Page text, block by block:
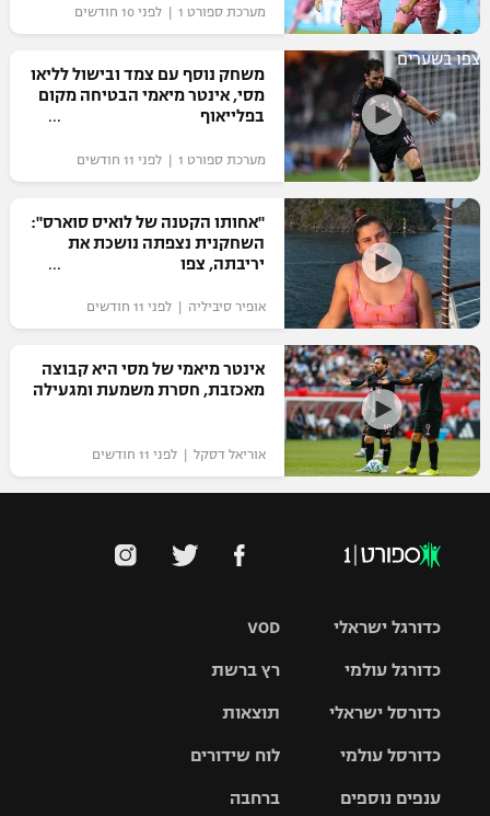
מערכת ספורט 1 | לפני 10 חודשים
צפו בשערים
משחק נוסף עם צמד ובישול לליאו
מסי, אינטר מיאמי הבטיחה מקום
בפלייאוף
מערכת ספורט 1 | לפני 11 חודשים
"אחותו הקטנה של לואיס סוארס":
השחקנית נצפתה נושכת את
יריבתה, צפו
אופיר סיביליה | לפני 11 חודשים
אינטר מיאמי של מסי היא קבוצה
מאכזבת, חסרת משמעת ומגעילה
אוריאל דסקל | לפני 11 חודשים
VOD
רץ ברשת
תוצאות
לוח שידורים
ברחבה
כדורגל ישראלי
גביע הטוטו
כדורגל עולמי
האלופות
ליגה
כדורסל ישראלי
סל
כדורסל עולמי
ענפים נוספים